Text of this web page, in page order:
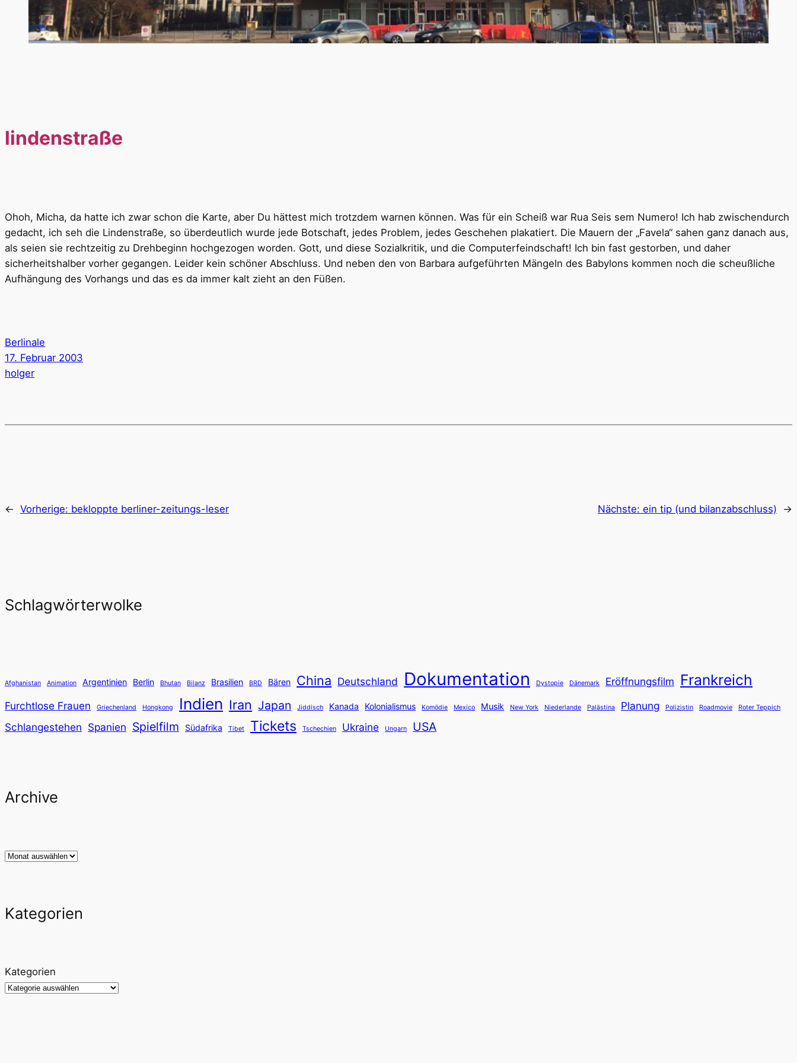
lindenstraße
Ohoh, Micha, da hatte ich zwar schon die Karte, aber Du hättest mich trotzdem warnen können. Was für ein Scheiß war Rua Seis sem Numero! Ich hab zwischendurch
gedacht, ich seh die Lindenstraße, so überdeutlich wurde jede Botschaft, jedes Problem, jedes Geschehen plakatiert. Die Mauern der „Favela“ sahen ganz danach aus,
als seien sie rechtzeitig zu Drehbeginn hochgezogen worden. Gott, und diese Sozialkritik, und die Computerfeindschaft! Ich bin fast gestorben, und daher
sicherheitshalber vorher gegangen. Leider kein schöner Abschluss. Und neben den von Barbara aufgeführten Mängeln des Babylons kommen noch die scheußliche
Aufhängung des Vorhangs und das es da immer kalt zieht an den Füßen.
Berlinale
17. Februar 2003
holger
← Vorherige: bekloppte berliner-zeitungs-leser Nächste: ein tip (und bilanzabschluss) →
Schlagwörterwolke
Afghanistan Animation Argentinien Berlin Bhutan Bilanz Brasilien BRD Bären China Deutschland Dokumentation Dystopie Dänemark Eröffnungsfilm Frankreich
Furchtlose Frauen Griechenland Hongkong Indien Iran Japan Jiddisch Kanada Kolonialismus Komödie Mexico Musik New York Niederlande Palästina Planung Polizistin Roadmovie Roter Teppich
Schlangestehen Spanien Spielfilm Südafrika Tibet Tickets Tschechien Ukraine Ungarn USA
Archive
Archiv
Kategorien
Kategorien